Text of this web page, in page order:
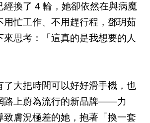
經換了 4 輪，她卻依然在與病魔
用忙工作、不用趕行程，鄧玥茹
來思考：「這真的是我想要的人
了大把時間可以好好滑手機，也
路上蔚為流行的新品牌——力
致膚況極差的她，抱著「換一套